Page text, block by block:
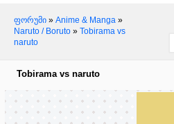
ფორუმი » Anime & Manga »
Naruto / Boruto » Tobirama vs
naruto
Tobirama vs naruto